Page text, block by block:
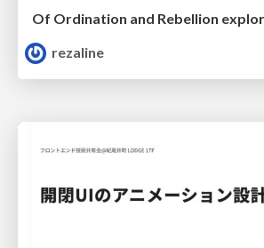
Of Ordination and Rebellion
rezaline